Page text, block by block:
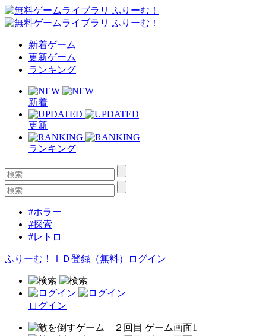
新着ゲーム
更新ゲーム
ランキング
新着
更新
ランキング
#ホラー
#探索
#レトロ
ふりーむ！ＩＤ登録（無料） ログイン
ログイン